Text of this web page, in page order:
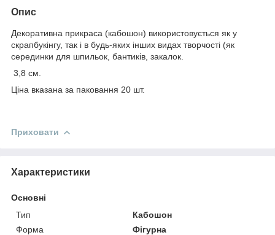
Опис
Декоративна прикраса (кабошон) використовується як у
скрапбукінгу, так і в будь-яких інших видах творчості (як
серединки для шпильок, бантиків, закалок.
3,8 см.
Ціна вказана за паковання 20 шт.
Приховати
Характеристики
Основні
Тип
Кабошон
Форма
Фігурна